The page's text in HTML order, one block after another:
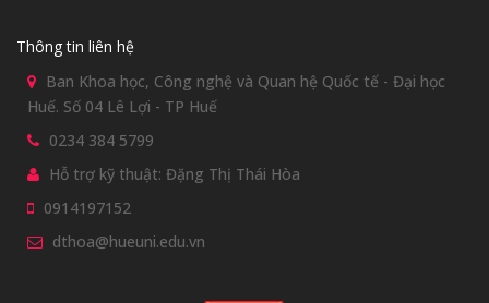
Thông tin liên hệ
Ban Khoa học, Công nghệ và Quan hệ Quốc tế - Đại học
Huế. Số 04 Lê Lợi - TP Huế
0234 384 5799
Hỗ trợ kỹ thuật: Đặng Thị Thái Hòa
0914197152
dthoa@hueuni.edu.vn